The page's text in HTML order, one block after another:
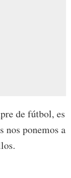
de fútbol, es
nos ponemos a